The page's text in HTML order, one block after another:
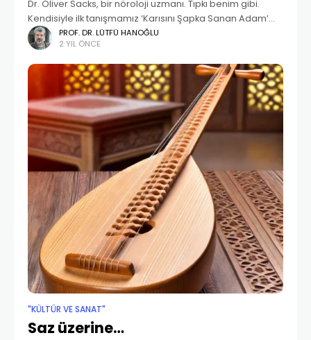
Dr. Oliver Sacks, bir nöroloji uzmanı. Tıpkı benim gibi.
Kendisiyle ilk tanışmamız ‘Karısını Şapka Sanan Adam’
kitabının 1996’da Türkçeye çevrilmesi ile oldu. Benim de
yoğun biçimde davranış nörolojisi çalıştığım, Bakırköy’ün
PROF. DR. LÜTFÜ HANOĞLU
2 YIL ÖNCE
"KÜLTÜR VE SANAT"
Saz üzerine…